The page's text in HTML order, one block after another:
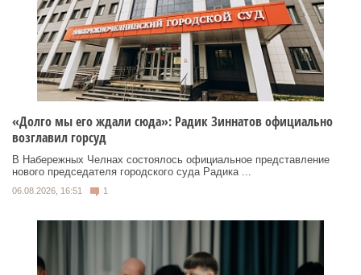
«Долго мы его ждали сюда»: Радик Зиннатов официально
возглавил горсуд
В Набережных Челнах состоялось официальное представление
нового председателя городского суда Радика ...
06.08.2026, 16:51 1